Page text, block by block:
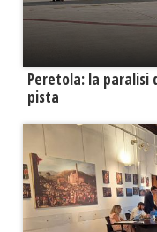
Peretola: la paralisi
pista